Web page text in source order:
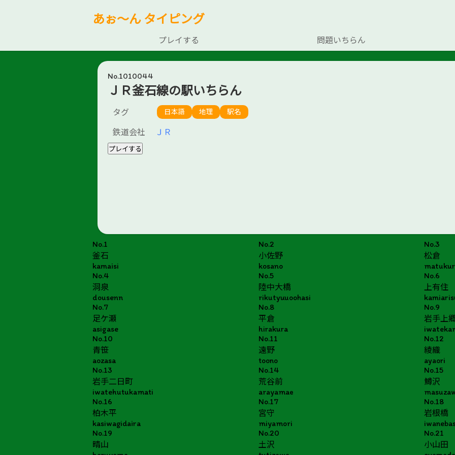
あぉ～ん タイピング
プレイする 問題いちらん
No.1010044
ＪＲ釜石線の駅いちらん
タグ 日本語 地理 駅名
鉄道会社 ＪＲ
プレイする
No.1
釜石
kamaisi
No.2
小佐野
kosano
No.3
松倉
No.4
洞泉
dousenn
No.5
陸中大橋
rikutyuuoohasi
No.6
上有住
No.7
足ケ瀬
asigase
No.8
平倉
hirakura
No.9
岩手上
No.10
青笹
aozasa
No.11
遠野
toono
No.12
綾織
ayaori
No.13
岩手二日町
iwatehutukamati
No.14
荒谷前
arayamae
No.15
鱒沢
No.16
柏木平
kasiwagidaira
No.17
宮守
miyamori
No.18
岩根橋
No.19
晴山
No.20
土沢
No.21
小山田